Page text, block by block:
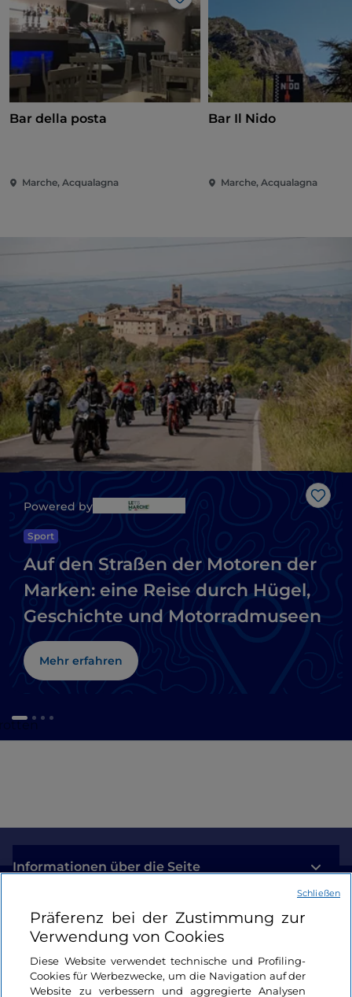
Like
Bar della posta
Marche, Acqualagna
Bar Il Nido
Marche, Acqualagna
Like
Powered by
Sport
Auf den Straßen der Motoren der
Marken: eine Reise durch Hügel,
Geschichte und Motorradmuseen
Mehr erfahren
Informationen über die Seite
Nützliche Links
Login
Bleiben wir in Kontakt
Präferenz bei der Zustimmung zur
Verwendung von Cookies
Diese Website verwendet technische und Profiling-
Cookies für Werbezwecke, um die Navigation auf der
Website zu verbessern und aggregierte Analysen
Schließen